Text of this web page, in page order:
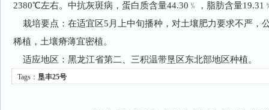
2380℃左右。中抗灰斑病，蛋白质含量44.30﹪，脂肪含量
栽培要点：在适宜区5月上中旬播种，对土壤肥力要求不严，
稀植，土壤瘠薄宜密植。
适应地区：黑龙江省第二、三积温带垦区东北部地区种植。
Tags： 垦丰25号